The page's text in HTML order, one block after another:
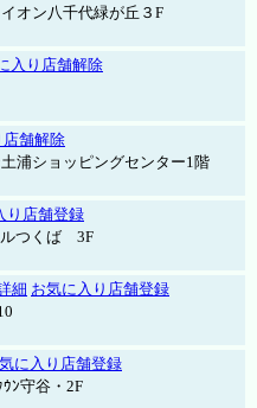
オン八千代緑が丘３F
入り店舗解除
店舗解除
浦ショッピングセンター1階
り店舗登録
ルつくば 3F
細 お気に入り店舗登録
に入り店舗登録
ﾝ守谷・2F